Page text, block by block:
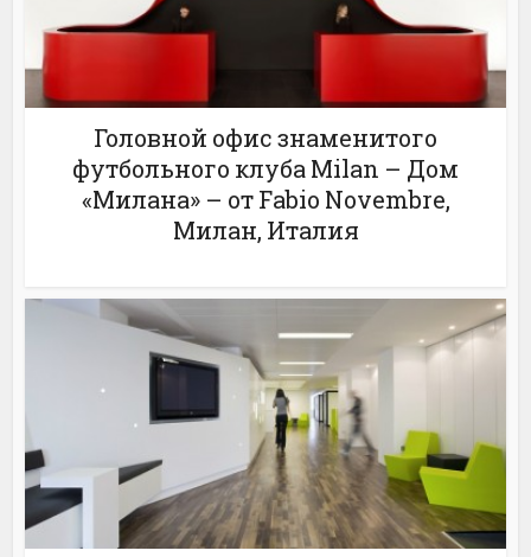
Головной офис знаменитого
футбольного клуба Milan – Дом
«Милана» – от Fabio Novembre,
Милан, Италия